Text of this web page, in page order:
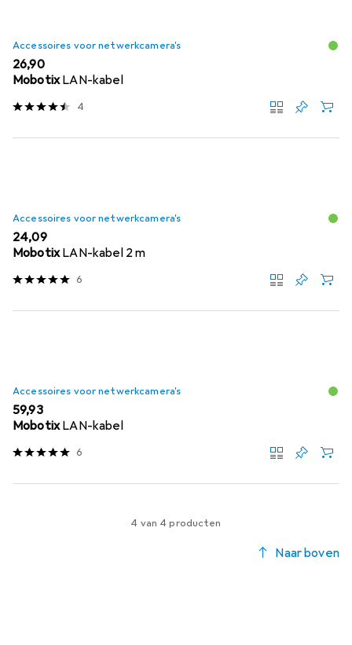
Accessoires voor netwerkcamera's
EUR
26,90
MobotixLAN-kabel
4
Accessoires voor netwerkcamera's
EUR
24,09
MobotixLAN-kabel 2 m
6
Accessoires voor netwerkcamera's
EUR
59,93
MobotixLAN-kabel
6
4 van 4 producten
Naar boven